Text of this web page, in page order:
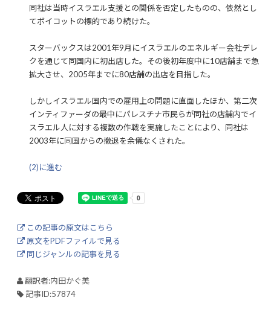
同社は当時イスラエル支援との関係を否定したものの、依然とし
てボイコットの標的であり続けた。
スターバックスは2001年9月にイスラエルのエネルギー会社デレ
クを通じて同国内に初出店した。その後初年度中に10店舗まで急
拡大させ、2005年までに80店舗の出店を目指した。
しかしイスラエル国内での雇用上の問題に直面したほか、第二次
インティファーダの最中にパレスチナ市民らが同社の店舗内でイ
スラエル人に対する複数の作戦を実施したことにより、同社は
2003年に同国からの撤退を余儀なくされた。
(2)に進む
この記事の原文はこちら
原文をPDFファイルで見る
同じジャンルの記事を見る
翻訳者:内田かぐ美
記事ID:57874